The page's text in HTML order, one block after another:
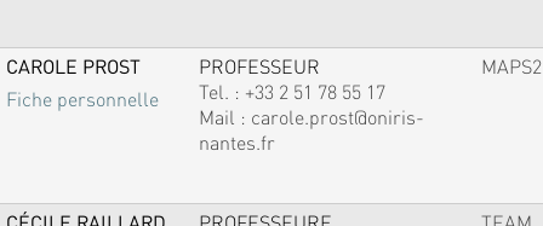
CAROLE PROST
Fiche personnelle
PROFESSEUR
Tel. : +33 2 51 78 55 17
Mail : carole.prost@oniris-
nantes.fr
MAPS2